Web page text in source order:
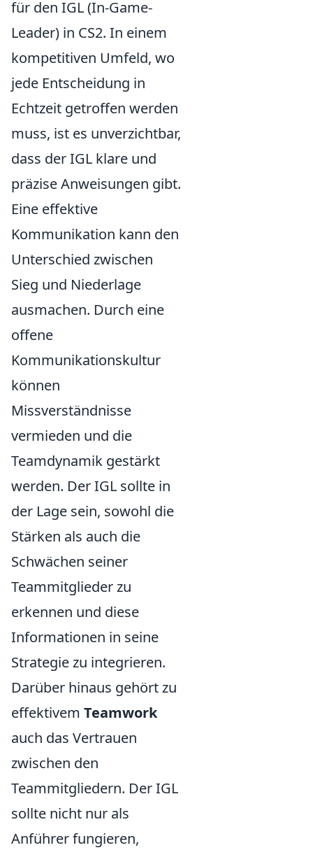
für den IGL (In-Game-
Leader) in CS2. In einem
kompetitiven Umfeld, wo
jede Entscheidung in
Echtzeit getroffen werden
muss, ist es unverzichtbar,
dass der IGL klare und
präzise Anweisungen gibt.
Eine effektive
Kommunikation kann den
Unterschied zwischen
Sieg und Niederlage
ausmachen. Durch eine
offene
Kommunikationskultur
können
Missverständnisse
vermieden und die
Teamdynamik gestärkt
werden. Der IGL sollte in
der Lage sein, sowohl die
Stärken als auch die
Schwächen seiner
Teammitglieder zu
erkennen und diese
Informationen in seine
Strategie zu integrieren.
Darüber hinaus gehört zu
effektivem Teamwork
auch das Vertrauen
zwischen den
Teammitgliedern. Der IGL
sollte nicht nur als
Anführer fungieren,